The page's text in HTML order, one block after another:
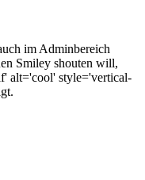
im Adminbereich
Smiley shouten will,
alt='cool' style='vertical-